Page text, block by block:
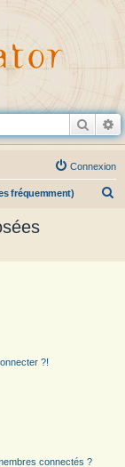
Connexion
fréquemment)
?!
connectés ?